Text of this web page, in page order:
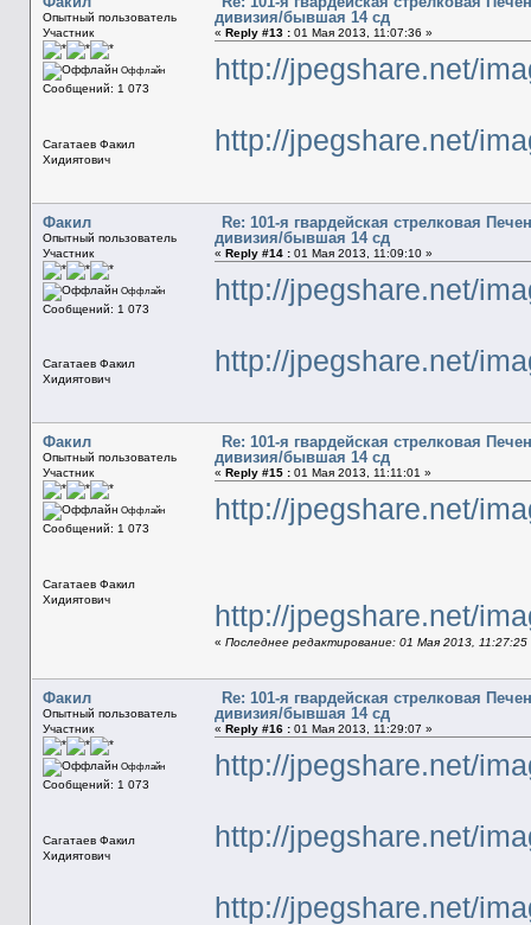
Опытный пользователь
Участник
Оффлайн
Сообщений: 1 073
Сагатаев Факил
Хидиятович
дивизия/бывшая 14 сд
« Reply #13 :01 Мая 2013, 11:07:36 »
http://jpegshare.net/
http://jpegshare.net/
Факил
Опытный пользователь
Участник
Оффлайн
Сообщений: 1 073
Сагатаев Факил
Хидиятович
Re: 101-я гвардейская стрелковая
дивизия/бывшая 14 сд
« Reply #14 :01 Мая 2013, 11:09:10 »
http://jpegshare.net/
http://jpegshare.net/
Факил
Опытный пользователь
Участник
Оффлайн
Сообщений: 1 073
Сагатаев Факил
Хидиятович
Re: 101-я гвардейская стрелковая
дивизия/бывшая 14 сд
« Reply #15 :01 Мая 2013, 11:11:01 »
http://jpegshare.net/
http://jpegshare.net/
« Последнее редактирование: 01 Мая 2013,
Факил
Опытный пользователь
Участник
Оффлайн
Сообщений: 1 073
Сагатаев Факил
Хидиятович
Re: 101-я гвардейская стрелковая
дивизия/бывшая 14 сд
« Reply #16 :01 Мая 2013, 11:29:07 »
http://jpegshare.net/
http://jpegshare.net/
http://jpegshare.net/